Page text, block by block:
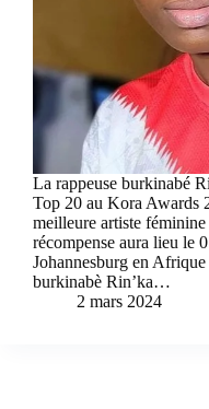
La rappeuse burkinabé
Top 20 au Kora Awards
meilleure artiste
récompense aura lieu le
Johannesburg en
burkinabè Rin’ka…
2 mars 2024